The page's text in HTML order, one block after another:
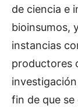
de ciencia e
bioinsumos,
instancias
productores
fin de que